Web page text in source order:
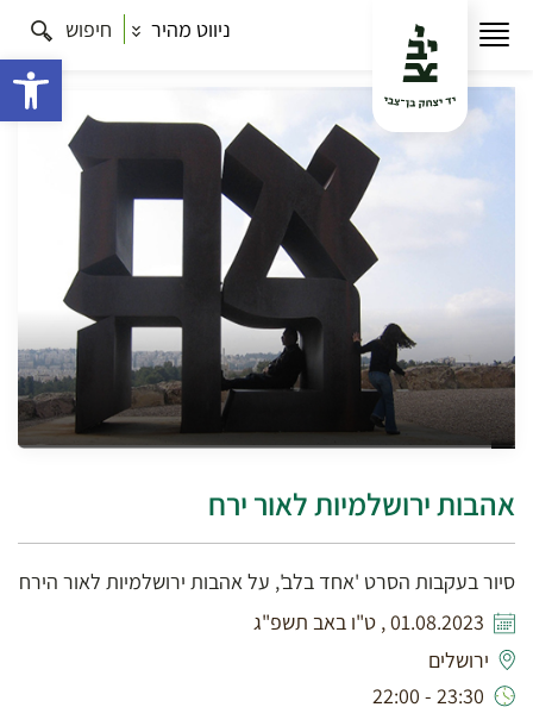
ניווט מהיר חיפוש
אהבות ירושלמיות לאור ירח
אהבות ירושלמיות לאור ירח
סיור בעקבות הסרט 'אחד בלב', על אהבות ירושלמיות לאור הירח
01.08.2023 , ט"ו באב תשפ"ג
ירושלים
23:30 - 22:00